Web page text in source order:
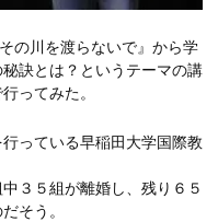
の川を渡らないで』から学
訣とは？というテーマの講
ってみた。
っている早稲田大学国際教
３５組が離婚し、残り６５
そう。